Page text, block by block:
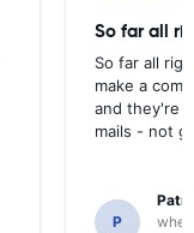
So far all
So far all
make a
and they're
mails - not
P